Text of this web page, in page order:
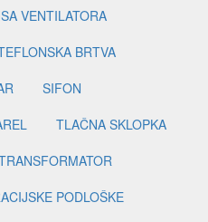
VENTILATORA
BRTVA
SIFON
TLAČNA SKLOPKA
PODLOŠKE